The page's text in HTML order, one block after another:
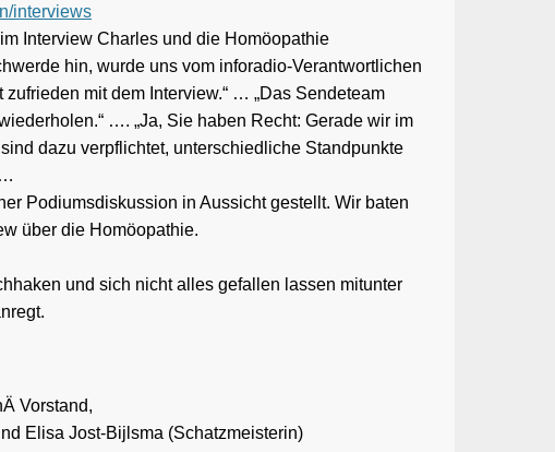
interviews
Interview Charles und die Homöopathie
hin, wurde uns vom inforadio-Verantwortlichen
zufrieden mit dem Interview.“ … „Das Sendeteam
…. „Ja, Sie haben Recht: Gerade wir im
dazu verpflichtet, unterschiedliche Standpunkte
Podiumsdiskussion in Aussicht gestellt. Wir baten
über die Homöopathie.
und sich nicht alles gefallen lassen mitunter
Vorstand,
Elisa Jost-Bijlsma (Schatzmeisterin)